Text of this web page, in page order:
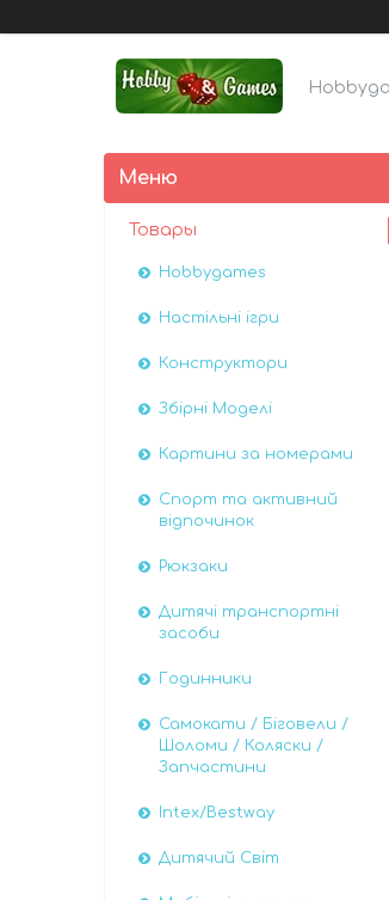
Товары
Hobbygames
Настільні ігри
Конструктори
Збірні Моделі
Картини за номерами
Спорт та активний
відпочинок
Рюкзаки
Дитячі транспортні
засоби
Годинники
Самокати / Біговели /
Шоломи / Коляски /
Запчастини
Intex/Bestway
Дитячий Світ